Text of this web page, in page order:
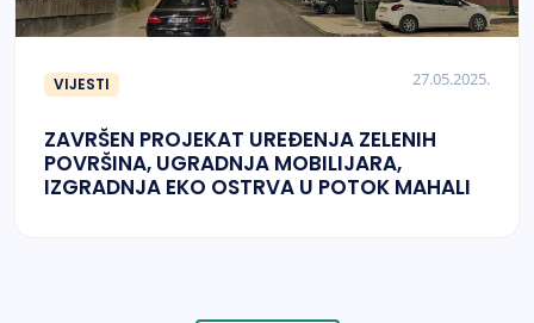
VIJESTI 27.05.2025.
ZAVRŠEN PROJEKAT UREĐENJA ZELENIH
POVRŠINA, UGRADNJA MOBILIJARA,
IZGRADNJA EKO OSTRVA U POTOK MAHALI